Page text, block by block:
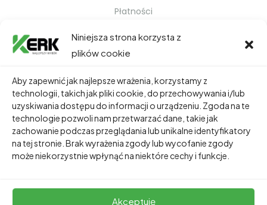
Niniejsza strona korzysta z
plików cookie
Aby zapewnić jak najlepsze wrażenia, korzystamy z
technologii, takich jak pliki cookie, do przechowywania i/lub
uzyskiwania dostępu do informacji o urządzeniu. Zgoda na te
technologie pozwoli nam przetwarzać dane, takie jak
zachowanie podczas przeglądania lub unikalne identyfikatory
na tej stronie. Brak wyrażenia zgody lub wycofanie zgody
może niekorzystnie wpłynąć na niektóre cechy i funkcje.
Akceptuję
Płatności
TWOJE KONTO
Dane Osobowe
Zamówienia
Adresy